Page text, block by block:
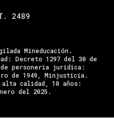
2489
Mineducación.
Decreto 1297 del 30 de
de personería jurídica:
de 1949, Minjusticia.
calidad, 10 años:
del 2025.